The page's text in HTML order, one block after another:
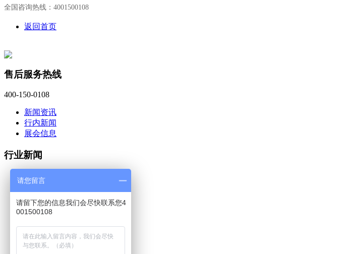
全国咨询热线：4001500108
返回首页
售后服务热线
400-150-0108
新闻资讯
行内新闻
展会信息
行业新闻
蔡司三坐标 captru...
蔡司工业CT软件Volu...
蔡司三坐标calypso...
上海法登阀门引入蔡司三坐...
蔡司中国工业质量解决方案...
蔡司三坐标ZEISS C...
请您留言
请留下您的信息我们会尽快联系您4
001500108